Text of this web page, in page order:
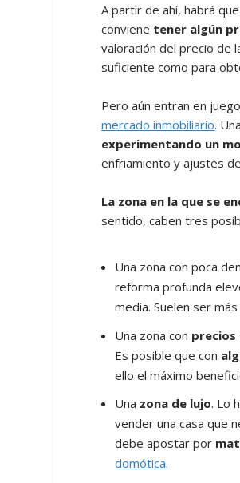
A partir de ahí, habrá
conviene tener algún
valoración del precio de
suficiente como para
Pero aún entran en
mercado inmobiliario.
experimentando un
enfriamiento y ajustes
La zona en la que se
sentido, caben tres
Una zona con poca
reforma profunda
media. Suelen ser
Una zona con precios
Es posible que con
ello el máximo
Una zona de lujo. Lo
vender una casa que
debe apostar por
domótica.